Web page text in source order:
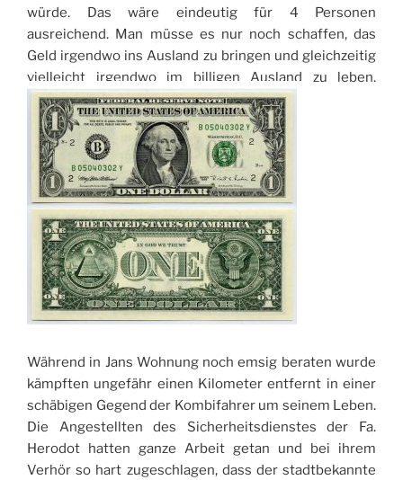
würde. Das wäre eindeutig für 4 Personen
ausreichend. Man müsse es nur noch schaffen, das
Geld irgendwo ins Ausland zu bringen und gleichzeitig
vielleicht irgendwo im billigen Ausland zu leben.
Während in Jans Wohnung noch emsig beraten wurde
kämpften ungefähr einen Kilometer entfernt in einer
schäbigen Gegend der Kombifahrer um seinem Leben.
Die Angestellten des Sicherheitsdienstes der Fa.
Herodot hatten ganze Arbeit getan und bei ihrem
Verhör so hart zugeschlagen, dass der stadtbekannte